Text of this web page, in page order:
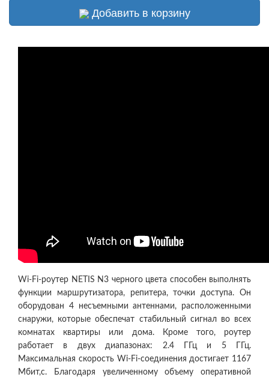
Добавить в корзину
Wi-Fi-роутер NETIS N3 черного цвета способен выполнять
функции маршрутизатора, репитера, точки доступа. Он
оборудован 4 несъемными антеннами, расположенными
снаружи, которые обеспечат стабильный сигнал во всех
комнатах квартиры или дома. Кроме того, роутер
работает в двух диапазонах: 2.4 ГГц и 5 ГГц.
Максимальная скорость Wi-Fi-соединения достигает 1167
Мбит,с. Благодаря увеличенному объему оперативной